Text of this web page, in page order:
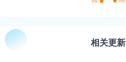
相关更新